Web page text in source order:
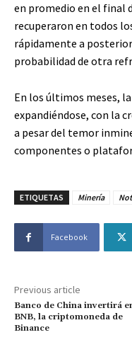
en promedio en el final
recuperaron en todos
rápidamente a
probabilidad de otra
En los últimos meses,
expandiéndose, con la
a pesar del temor
componentes o
ETIQUETAS Minería
Facebook
Previous article
Banco de China invertirá
BNB, la criptomoneda de
Binance